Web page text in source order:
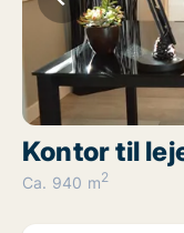
Kontor til
Ca. 940 m2